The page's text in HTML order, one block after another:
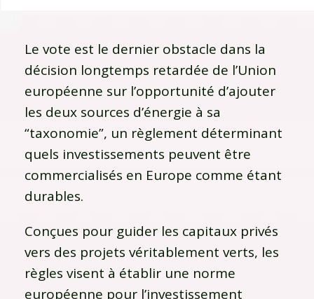
Le vote est le dernier obstacle dans la
décision longtemps retardée de l’Union
européenne sur l’opportunité d’ajouter
les deux sources d’énergie à sa
“taxonomie”, un règlement déterminant
quels investissements peuvent être
commercialisés en Europe comme étant
durables.
Conçues pour guider les capitaux privés
vers des projets véritablement verts, les
règles visent à établir une norme
européenne pour l’investissement